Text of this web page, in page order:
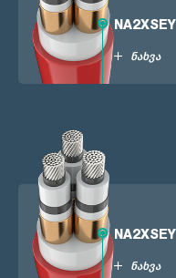
NA2XSEY
ნახვა
NA2XSEY
ნახვა